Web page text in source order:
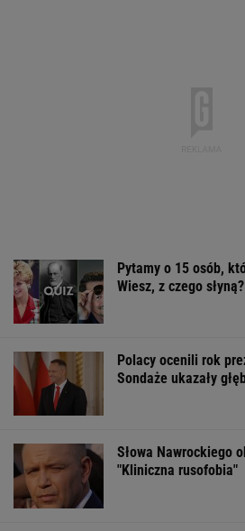
Pytamy o 15 osób,
Wiesz, z czego słyną?
Polacy ocenili rok
Sondaże ukazały
Słowa Nawrockiego
"Kliniczna rusofobia"